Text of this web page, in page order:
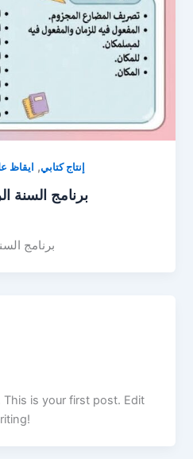
إنتاج كتابي, ايقاظ
برنامج السنة
برنامج
This is your first post. Edit